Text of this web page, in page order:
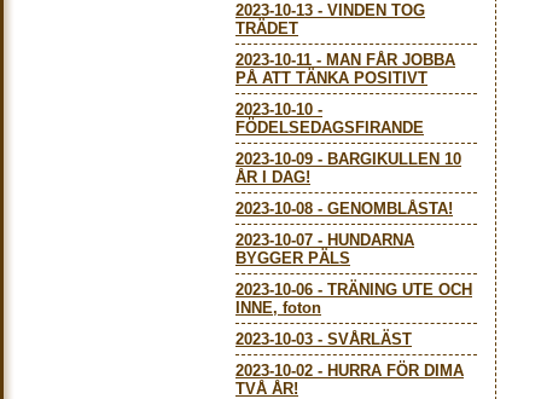
2023-10-13 - VINDEN TOG
TRÄDET
2023-10-11 - MAN FÅR JOBBA
PÅ ATT TÄNKA POSITIVT
2023-10-10 -
FÖDELSEDAGSFIRANDE
2023-10-09 - BARGIKULLEN 10
ÅR I DAG!
2023-10-08 - GENOMBLÅSTA!
2023-10-07 - HUNDARNA
BYGGER PÄLS
2023-10-06 - TRÄNING UTE OCH
INNE, foton
2023-10-03 - SVÅRLÄST
2023-10-02 - HURRA FÖR DIMA
TVÅ ÅR!